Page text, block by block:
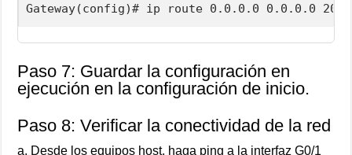
Gateway(config)# ip route 0.0.0.0 0.0.0.0
Paso 7: Guardar la configuración en
ejecución en la configuración de inicio.
Paso 8: Verificar la conectividad de la red
a. Desde los equipos host, haga ping a la interfaz G0/1